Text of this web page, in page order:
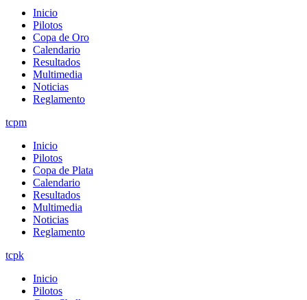
Inicio
Pilotos
Copa de Oro
Calendario
Resultados
Multimedia
Noticias
Reglamento
tcpm
Inicio
Pilotos
Copa de Plata
Calendario
Resultados
Multimedia
Noticias
Reglamento
tcpk
Inicio
Pilotos